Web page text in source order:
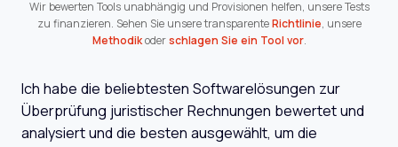
Wir bewerten Tools unabhängig und Provisionen helfen, unsere Tests
zu finanzieren. Sehen Sie unsere transparente Richtlinie, unsere
Methodikoder schlagen Sie ein Tool vor.
Ich habe die beliebtesten Softwarelösungen zur
Überprüfung juristischer Rechnungen bewertet und
analysiert und die besten ausgewählt, um die